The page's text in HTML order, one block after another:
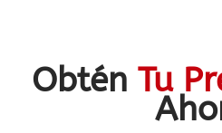
Obtén Tu